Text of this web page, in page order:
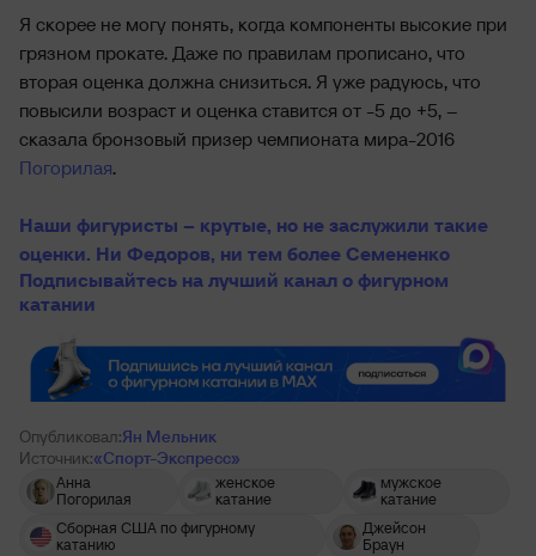
Я скорее не могу понять, когда компоненты высокие при
грязном прокате. Даже по правилам прописано, что
вторая оценка должна снизиться. Я уже радуюсь, что
повысили возраст и оценка ставится от -5 до +5, –
сказала бронзовый призер чемпионата мира-2016
Погорилая.
Наши фигуристы – крутые, но не заслужили такие
оценки. Ни Федоров, ни тем более Семененко
Подписывайтесь на лучший канал о фигурном
катании
Опубликовал:Ян Мельник
Источник:«Спорт-Экспресс»
Анна
Погорилая
женское
катание
мужское
катание
Сборная США по фигурному
катанию
Джейсон
Браун